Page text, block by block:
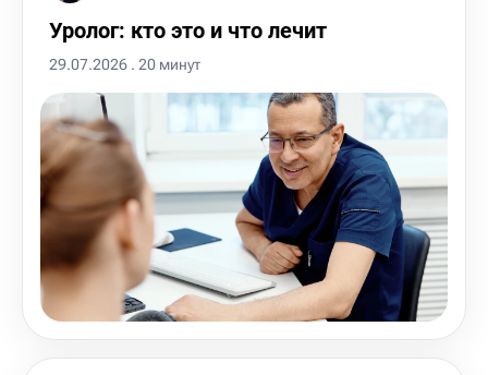
Уролог: кто это и что лечит
29.07.2026 . 20 минут